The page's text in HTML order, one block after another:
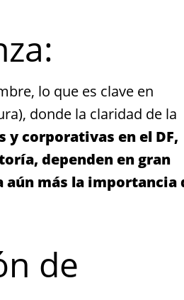
lo que es clave en
donde la claridad de la
y corporativas en el DF,
dependen en gran
aún más la importancia
de